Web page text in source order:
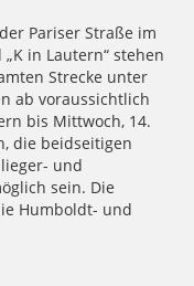
Pariser Straße im
in Lautern“ stehen
Strecke unter
ab voraussichtlich
bis Mittwoch, 14.
die beidseitigen
und
sein. Die
Humboldt- und